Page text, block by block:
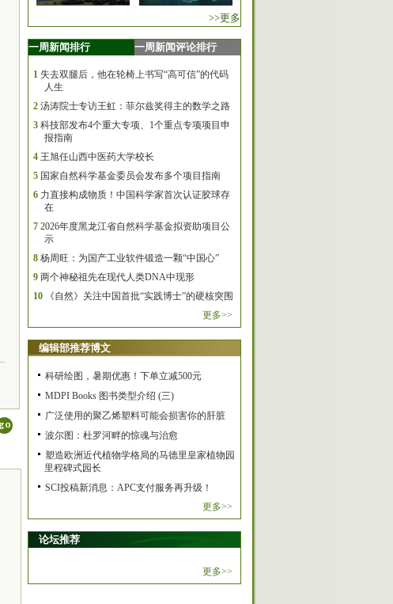
>>更多
一周新闻排行 一周新闻评论排行
1 失去双腿后，他在轮椅上书写“高可信”的代码
人生
2 汤涛院士专访王虹：菲尔兹奖得主的数学之路
3 科技部发布4个重大专项、1个重点专项项目申
报指南
4 王旭任山西中医药大学校长
5 国家自然科学基金委员会发布多个项目指南
6 力直接构成物质！中国科学家首次认证胶球存
在
7 2026年度黑龙江省自然科学基金拟资助项目公
示
8 杨周旺：为国产工业软件锻造一颗“中国心”
9 两个神秘祖先在现代人类DNA中现形
10
《自然》关注中国首批“实践博士”的硬核突围
更多>>
编辑部推荐博文
科研绘图，暑期优惠！下单立减500元
MDPI Books 图书类型介绍 (三)
广泛使用的聚乙烯塑料可能会损害你的肝脏
波尔图：杜罗河畔的惊魂与治愈
塑造欧洲近代植物学格局的马德里皇家植物园
里程碑式园长
SCI投稿新消息：APC支付服务再升级！
更多>>
论坛推荐
更多>>